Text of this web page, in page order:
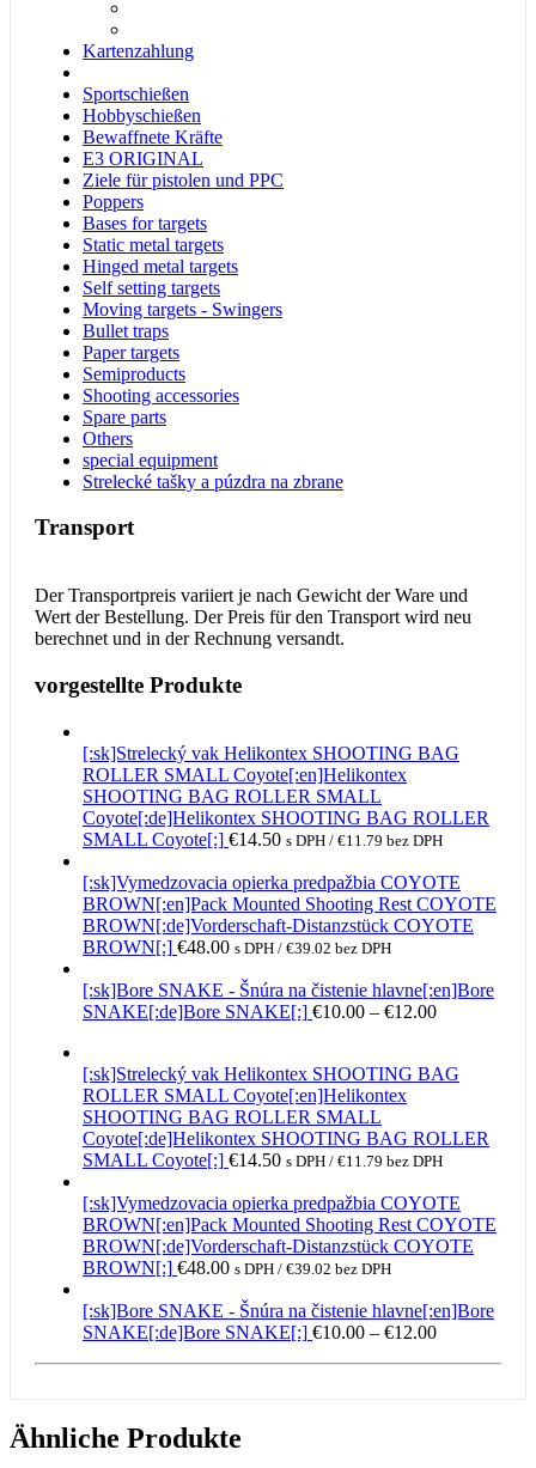
Kartenzahlung
Sportschießen
Hobbyschießen
Bewaffnete Kräfte
E3 ORIGINAL
Ziele für pistolen und PPC
Poppers
Bases for targets
Static metal targets
Hinged metal targets
Self setting targets
Moving targets - Swingers
Bullet traps
Paper targets
Semiproducts
Shooting accessories
Spare parts
Others
special equipment
Strelecké tašky a púzdra na zbrane
Transport
Der Transportpreis variiert je nach Gewicht der Ware und
Wert der Bestellung. Der Preis für den Transport wird neu
berechnet und in der Rechnung versandt.
vorgestellte Produkte
[:sk]Strelecký vak Helikontex SHOOTING BAG
ROLLER SMALL Coyote[:en]Helikontex
SHOOTING BAG ROLLER SMALL
Coyote[:de]Helikontex SHOOTING BAG ROLLER
SMALL Coyote[:] €14.50 s DPH / €11.79 bez DPH
[:sk]Vymedzovacia opierka predpažbia COYOTE
BROWN[:en]Pack Mounted Shooting Rest COYOTE
BROWN[:de]Vorderschaft-Distanzstück COYOTE
BROWN[:] €48.00 s DPH / €39.02 bez DPH
[:sk]Bore SNAKE - Šnúra na čistenie hlavne[:en]Bore
SNAKE[:de]Bore SNAKE[:] €10.00 – €12.00Preisspanne:
€12.00
[:sk]Strelecký vak Helikontex SHOOTING BAG
ROLLER SMALL Coyote[:en]Helikontex
SHOOTING BAG ROLLER SMALL
Coyote[:de]Helikontex SHOOTING BAG ROLLER
SMALL Coyote[:] €14.50 s DPH / €11.79 bez DPH
[:sk]Vymedzovacia opierka predpažbia COYOTE
BROWN[:en]Pack Mounted Shooting Rest COYOTE
BROWN[:de]Vorderschaft-Distanzstück COYOTE
BROWN[:] €48.00 s DPH / €39.02 bez DPH
[:sk]Bore SNAKE - Šnúra na čistenie hlavne[:en]Bore
SNAKE[:de]Bore SNAKE[:] €10.00 – €12.00Preisspanne:
Ähnliche Produkte